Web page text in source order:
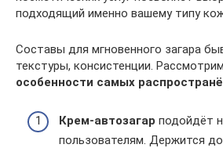
подходящий именно вашему типу
Составы для мгновенного загара
текстуры, консистенции. Рассмотрим
особенности самых
Крем-автозагар подойдёт
пользователям. Держится